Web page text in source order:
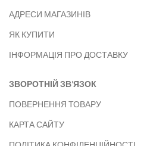
АДРЕСИ МАГАЗИНІВ
ЯК КУПИТИ
ІНФОРМАЦІЯ ПРО ДОСТАВКУ
ЗВОРОТНІЙ ЗВ’ЯЗОК
ПОВЕРНЕННЯ ТОВАРУ
КАРТА САЙТУ